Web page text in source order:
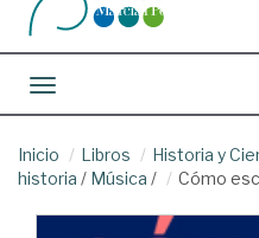
Toggle navigation
Inicio Libros Historia y
historia / Música / Cómo